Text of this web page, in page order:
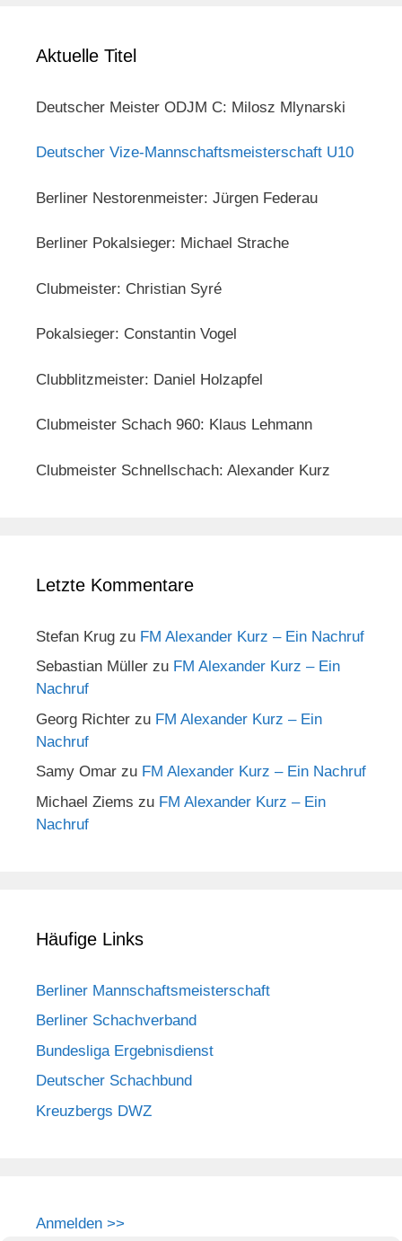
Aktuelle Titel
Deutscher Meister ODJM C: Milosz Mlynarski
Deutscher Vize-Mannschaftsmeisterschaft U10
Berliner Nestorenmeister: Jürgen Federau
Berliner Pokalsieger: Michael Strache
Clubmeister: Christian Syré
Pokalsieger: Constantin Vogel
Clubblitzmeister: Daniel Holzapfel
Clubmeister Schach 960: Klaus Lehmann
Clubmeister Schnellschach: Alexander Kurz
Letzte Kommentare
Stefan Krug zu FM Alexander Kurz – Ein Nachruf
Sebastian Müller zu FM Alexander Kurz – Ein
Nachruf
Georg Richter zu FM Alexander Kurz – Ein
Nachruf
Samy Omar zu FM Alexander Kurz – Ein Nachruf
Michael Ziems zu FM Alexander Kurz – Ein
Nachruf
Häufige Links
Berliner Mannschaftsmeisterschaft
Berliner Schachverband
Bundesliga Ergebnisdienst
Deutscher Schachbund
Kreuzbergs DWZ
Anmelden >>